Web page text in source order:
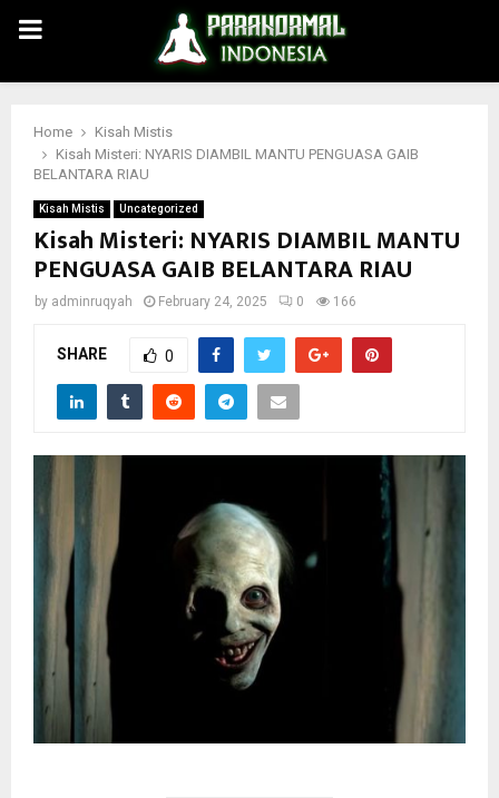
PRIMARY
MENU
Home
Kisah Mistis
Kisah Misteri: NYARIS DIAMBIL MANTU PENGUASA GAIB
BELANTARA RIAU
Kisah Mistis Uncategorized
Kisah Misteri: NYARIS DIAMBIL MANTU
PENGUASA GAIB BELANTARA RIAU
by adminruqyah February 24, 2025 0 166
SHARE 0